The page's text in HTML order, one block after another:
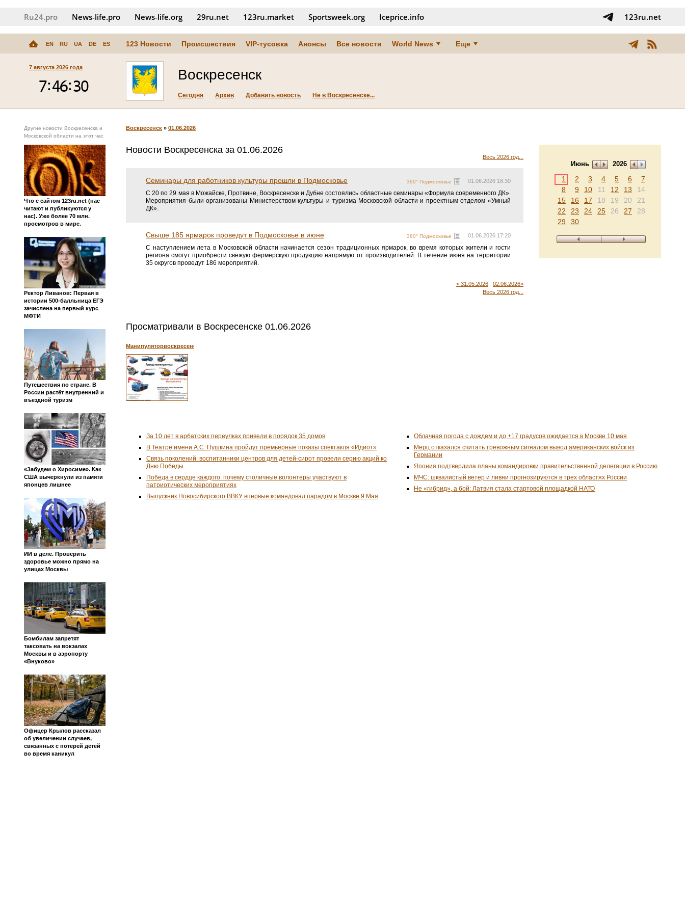
Ru24.pro News‑life.pro News‑life.org 29ru.net 123ru.market Sportsweek.org Iceprice.info 123ru.net
EN RU UA DE ES 123 Новости Происшествия VIP-тусовка Анонсы Все новости World News Еще
7 августа 2026 года Воскресенск
Сегодня Архив Добавить новость Не в Воскресенске...
Другие новости Воскресенска и
Московской области на этот час
Что с сайтом 123ru.net (нас
читают и публикуются у
нас). Уже более 70 млн.
просмотров в мире.
Ректор Ливанов: Первая в
истории 500-балльница ЕГЭ
зачислена на первый курс
МФТИ
Путешествия по стране. В
России растёт внутренний и
въездной туризм
«Забудем о Хиросиме». Как
США вычеркнули из памяти
японцев лишнее
ИИ в деле. Проверить
здоровье можно прямо на
улицах Москвы
Бомбилам запретят
таксовать на вокзалах
Москвы и в аэропорту
«Внуково»
Офицер Крылов рассказал
об увеличении случаев,
связанных с потерей детей
во время каникул
Воскресенск » 01.06.2026
Июнь 2026
1 2 3 4 5 6
7
8
9 10 11 12 13
14
15
16 17 18 19 20
21
22
23 24 25 26 27
28
29
30
Весь 2026 год...
Новости Воскресенска за 01.06.2026
01.06.2026 18:30
360° Подмосковье
Семинары для работников культуры прошли в Подмосковье
С 20 по 29 мая в Можайске, Протвине, Воскресенске и Дубне состоялись областные семинары «Формула современного ДК».
Мероприятия были организованы Министерством культуры и туризма Московской области и проектным отделом «Умный
ДК».
01.06.2026 17:20
360° Подмосковье
Свыше 185 ярмарок проведут в Подмосковье в июне
С наступлением лета в Московской области начинается сезон традиционных ярмарок, во время которых жители и гости
региона смогут приобрести свежую фермерскую продукцию напрямую от производителей. В течение июня на территории
35 округов проведут 186 мероприятий.
< 31.05.2026
02.06.2026>
Весь 2026 год...
Просматривали в Воскресенске 01.06.2026
Манипуляторвоскресенск.рф
За 10 лет в арбатских переулках привели в порядок 35 домов
В Театре имени А.С. Пушкина пройдут премьерные показы спектакля «Идиот»
Связь поколений: воспитанники центров для детей-сирот провели серию акций ко
Дню Победы
Победа в сердце каждого: почему столичные волонтеры участвуют в
патриотических мероприятиях
Выпускник Новосибирского ВВКУ впервые командовал парадом в Москве 9 Мая
Облачная погода с дождем и до +17 градусов ожидается в Москве 10 мая
Мерц отказался считать тревожным сигналом вывод американских войск из
Германии
Япония подтвердила планы командировки правительственной делегации в Россию
МЧС: шквалистый ветер и ливни прогнозируются в трех областях России
Не «гибрид», а бой: Латвия стала стартовой площадкой НАТО